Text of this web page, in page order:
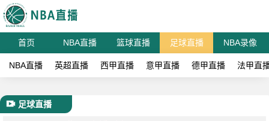
首页 NBA直播 篮球直播 足球直播 NBA录像
NBA直播 英超直播 西甲直播 意甲直播 德甲直播 法甲直
足球直播